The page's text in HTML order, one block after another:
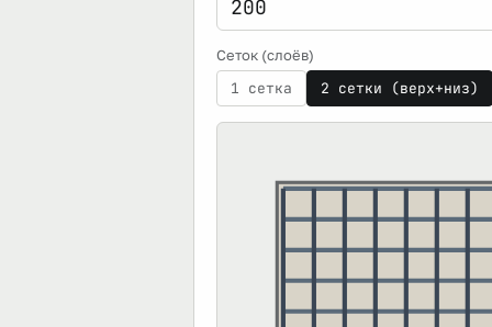
Сеток (слоёв)
1 сетка 2 сетки (верх+низ)